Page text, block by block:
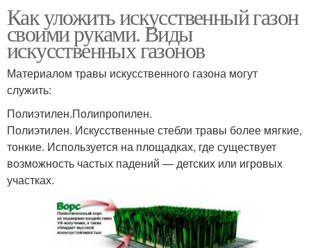
Как уложить искусственный газон
своими руками. Виды
искусственных газонов
Материалом травы искусственного газона могут
служить:
Полиэтилен.Полипропилен.
Полиэтилен. Искусственные стебли травы более мягкие,
тонкие. Используется на площадках, где существует
возможность частых падений — детских или игровых
участках.